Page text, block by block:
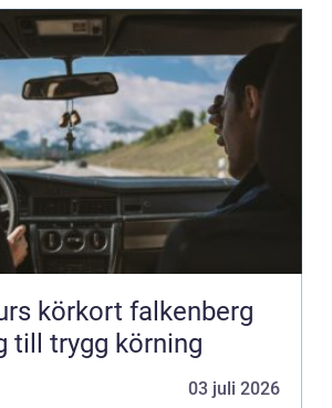
körkort falkenberg
till trygg körning
03 juli 2026